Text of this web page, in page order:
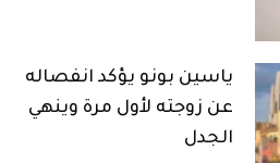
ياسين بونو يؤكد انفصاله
عن زوجته لأول مرة وينهي
الجدل